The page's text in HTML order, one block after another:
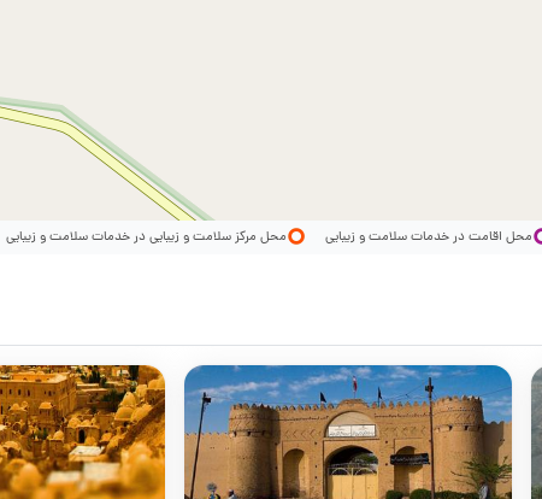
محل اقامت در خدمات سلامت و زیبایی محل مرکز سلامت و زیبایی در خدمات سلامت و زیبایی